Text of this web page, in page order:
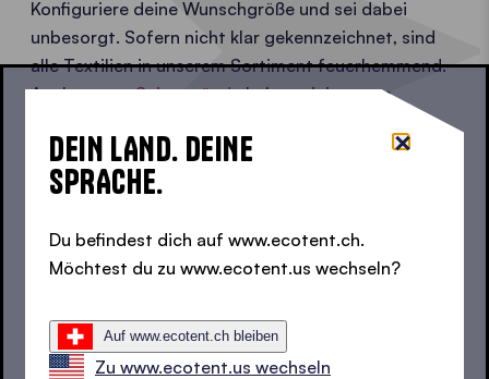
Konfiguriere deine Wunschgröße und sei dabei
unbesorgt. Sofern nicht klar gekennzeichnet, sind
alle Textilien in unserem Sortiment feuerhemmend.
Auch unsereSeitenwändehalten einiges aus.
Du kümmerst dich um das Design, wir um die
Zertifzierungen.
DEIN LAND. DEINE
SPRACHE.
Du befindest dich auf www.ecotent.ch.
Möchtest du zu www.ecotent.us wechseln?
Auf www.ecotent.ch bleiben
Zu www.ecotent.us wechseln